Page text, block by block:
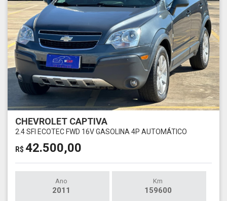
CHEVROLET CAPTIVA
2.4 SFI ECOTEC FWD 16V GASOLINA 4P AUTOMÁTICO
R$ 42.500,00
Ano
2011
Km
159600